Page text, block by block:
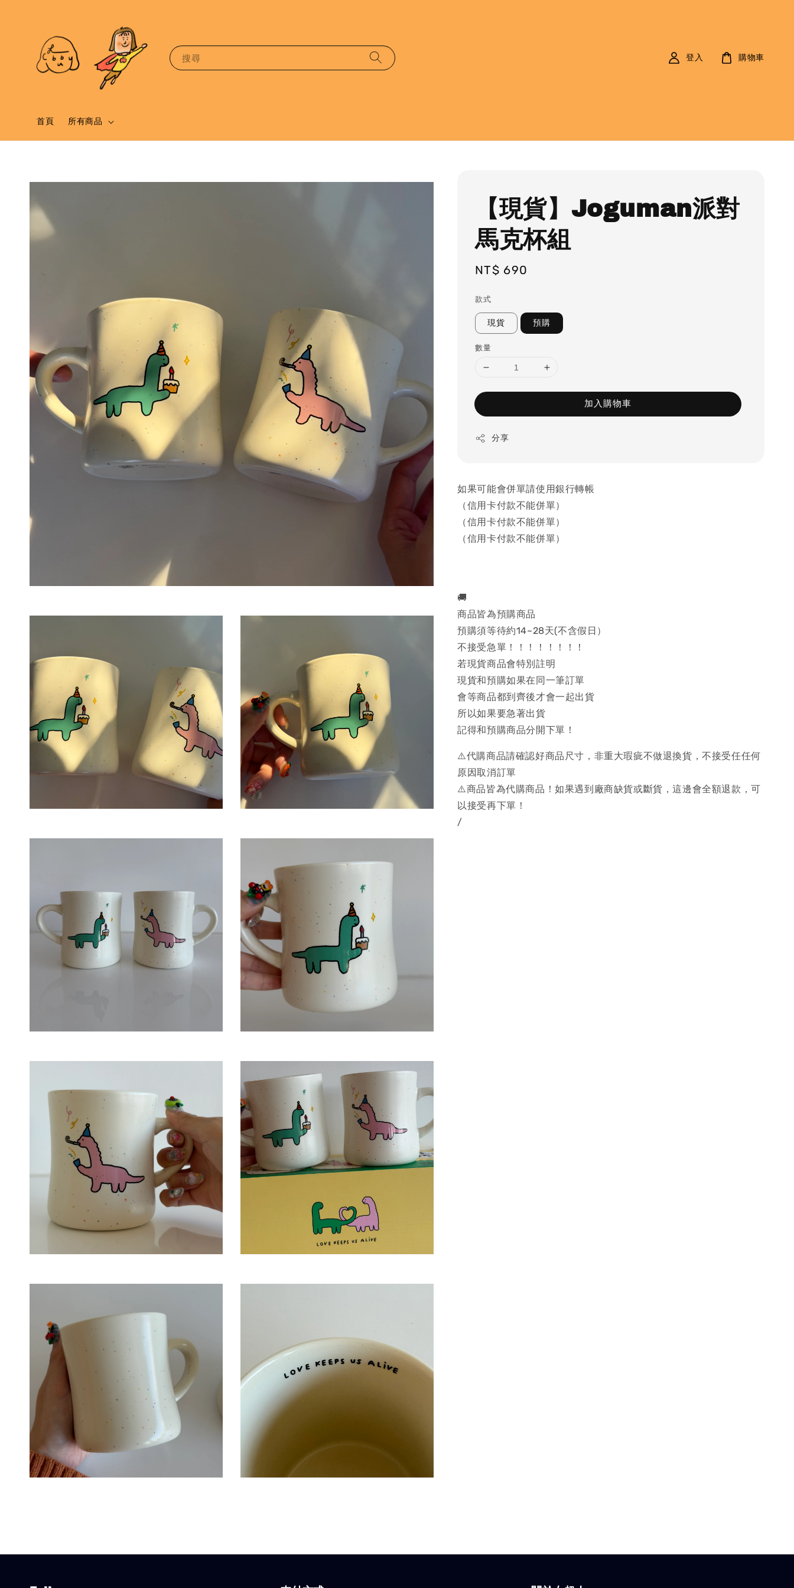
搜尋
首頁 所有商品
登入 購物車
【現貨】Joguman派對
馬克杯組
Regular
NT$ 690
款式
現貨 預購
數量
加入購物車
分享
如果可能會併單請使用銀行轉帳
（信用卡付款不能併單）
（信用卡付款不能併單）
（信用卡付款不能併單）
🚚
商品皆為預購商品
預購須等待約14~28天(不含假日）
不接受急單！！！！！！！！
若現貨商品會特別註明
現貨和預購如果在同一筆訂單
會等商品都到齊後才會一起出貨
所以如果要急著出貨
記得和預購商品分開下單！
⚠️代購商品請確認好商品尺寸，非重大瑕疵不做退換貨，不接受任任何
原因取消訂單
⚠️商品皆為代購商品！如果遇到廠商缺貨或斷貨，這邊會全額退款，可
以接受再下單！
/